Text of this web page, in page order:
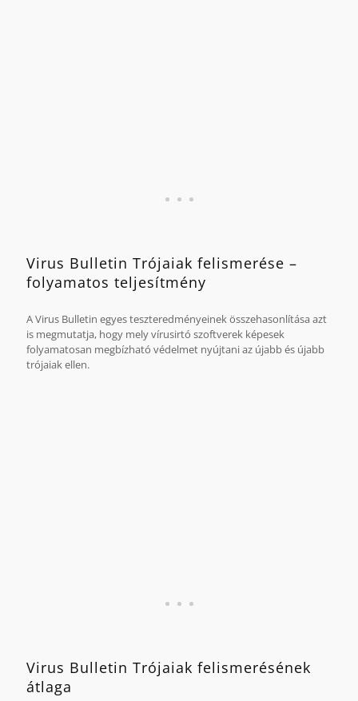
Virus Bulletin Trójaiak felismerése –
folyamatos teljesítmény
A Virus Bulletin egyes teszteredményeinek összehasonlítása azt
is megmutatja, hogy mely vírusirtó szoftverek képesek
folyamatosan megbízható védelmet nyújtani az újabb és újabb
trójaiak ellen.
Virus Bulletin Trójaiak felismerésének
átlaga